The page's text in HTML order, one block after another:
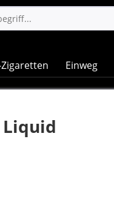
Zigaretten Einweg